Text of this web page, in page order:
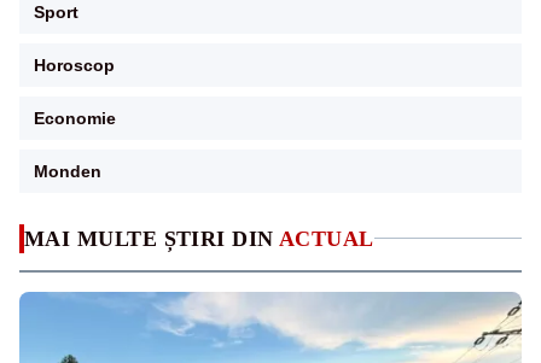
MAI MULTE ȘTIRI DIN ACTUAL
Sport
Horoscop
Economie
Monden